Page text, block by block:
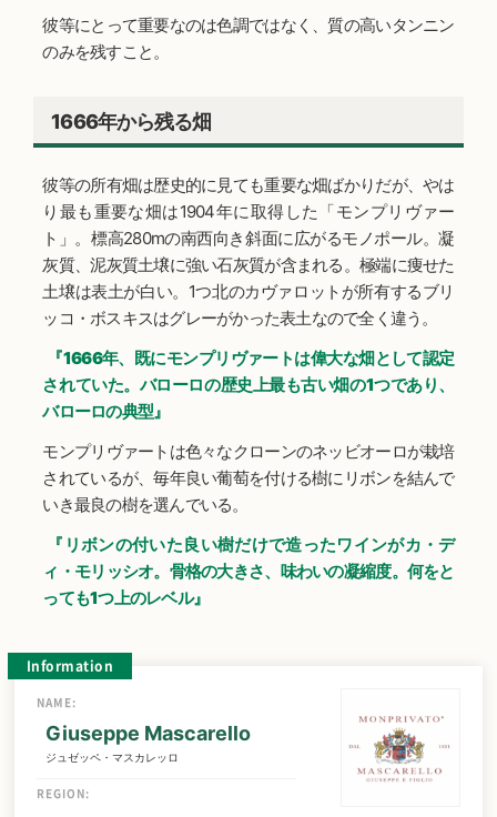
彼等にとって重要なのは色調ではなく、質の高いタンニン
のみを残すこと。
1666年から残る畑
彼等の所有畑は歴史的に見ても重要な畑ばかりだが、やは
り最も重要な畑は1904年に取得した「モンプリヴァー
ト」。標高280mの南西向き斜面に広がるモノポール。凝
灰質、泥灰質土壌に強い石灰質が含まれる。極端に痩せた
土壌は表土が白い。1つ北のカヴァロットが所有するブリ
ッコ・ボスキスはグレーがかった表土なので全く違う。
『1666年、既にモンプリヴァートは偉大な畑として認定
されていた。バローロの歴史上最も古い畑の1つであり、
バローロの典型』
モンプリヴァートは色々なクローンのネッビオーロが栽培
されているが、毎年良い葡萄を付ける樹にリボンを結んで
いき最良の樹を選んでいる。
『リボンの付いた良い樹だけで造ったワインがカ・デ
ィ・モリッシオ。骨格の大きさ、味わいの凝縮度。何をと
っても1つ上のレベル』
Information
NAME:
Giuseppe Mascarello
ジュゼッペ・マスカレッロ
REGION: